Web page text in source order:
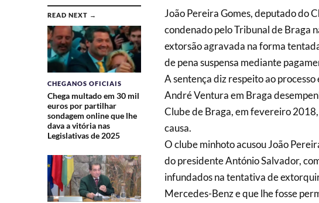
READ NEXT →
CHEGANOS OFICIAIS
Chega multado em 30 mil
euros por partilhar
sondagem online que lhe
dava a vitória nas
Legislativas de 2025
João Pereira Gomes, deputado do
condenado pelo Tribunal de Braga
extorsão agravada na forma
de pena suspensa mediante
A sentença diz respeito ao
André Ventura em Braga
Clube de Braga, em fevereiro
causa.
O clube minhoto acusou João
do presidente António Salvador,
infundados na tentativa de
Mercedes-Benz e que lhe fosse